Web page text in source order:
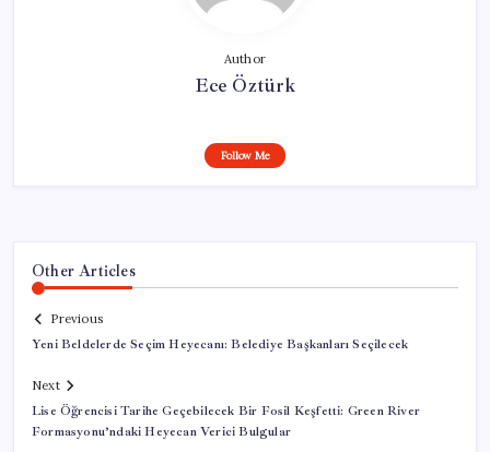
Author
Ece Öztürk
Follow Me
Other Articles
Previous
Yeni Beldelerde Seçim Heyecanı: Belediye Başkanları Seçilecek
Next
Lise Öğrencisi Tarihe Geçebilecek Bir Fosil Keşfetti: Green River
Formasyonu’ndaki Heyecan Verici Bulgular